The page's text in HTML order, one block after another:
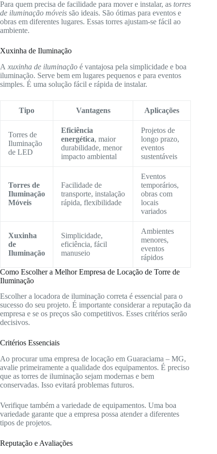
Para quem precisa de facilidade para mover e instalar, as torres
de iluminação móveis são ideais. São ótimas para eventos e
obras em diferentes lugares. Essas torres ajustam-se fácil ao
ambiente.
Xuxinha de Iluminação
A xuxinha de iluminação é vantajosa pela simplicidade e boa
iluminação. Serve bem em lugares pequenos e para eventos
simples. É uma solução fácil e rápida de instalar.
Tipo Vantagens Aplicações
Torres de
Iluminação
de LED
Eficiência
energética, maior
durabilidade, menor
impacto ambiental
Projetos de
longo prazo,
eventos
sustentáveis
Torres de
Iluminação
Móveis
Facilidade de
transporte, instalação
rápida, flexibilidade
Eventos
temporários,
obras com
locais
variados
Xuxinha
de
Iluminação
Simplicidade,
eficiência, fácil
manuseio
Ambientes
menores,
eventos
rápidos
Como Escolher a Melhor Empresa de Locação de Torre de
Iluminação
Escolher a locadora de iluminação correta é essencial para o
sucesso do seu projeto. É importante considerar a reputação da
empresa e se os preços são competitivos. Esses critérios serão
decisivos.
Critérios Essenciais
Ao procurar uma empresa de locação em Guaraciama – MG,
avalie primeiramente a qualidade dos equipamentos. É preciso
que as torres de iluminação sejam modernas e bem
conservadas. Isso evitará problemas futuros.
Verifique também a variedade de equipamentos. Uma boa
variedade garante que a empresa possa atender a diferentes
tipos de projetos.
Reputação e Avaliações